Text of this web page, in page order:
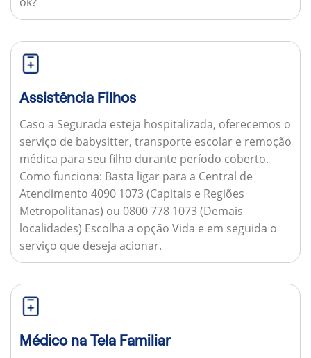
Assistência Filhos
Caso a Segurada esteja hospitalizada, oferecemos o
serviço de babysitter, transporte escolar e remoção
médica para seu filho durante período coberto.
Como funciona: Basta ligar para a Central de
Atendimento 4090 1073 (Capitais e Regiões
Metropolitanas) ou 0800 778 1073 (Demais
localidades) Escolha a opção Vida e em seguida o
serviço que deseja acionar.
Médico na Tela Familiar